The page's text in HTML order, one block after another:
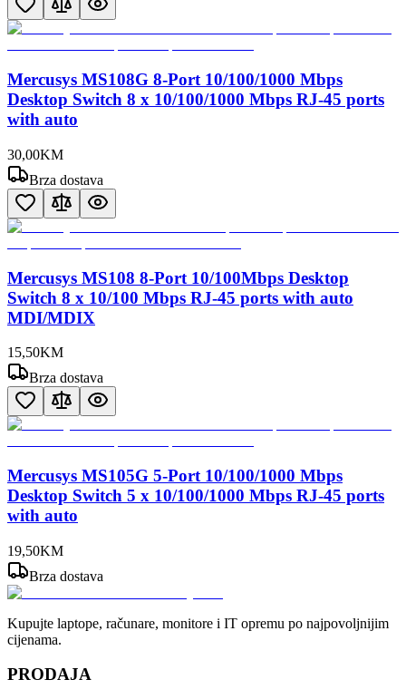
Mercusys MS108G 8-Port 10/100/1000 Mbps
Desktop Switch 8 x 10/100/1000 Mbps RJ-45 ports
with auto
30,00KM
Brza dostava
Mercusys MS108 8-Port 10/100Mbps Desktop
Switch 8 x 10/100 Mbps RJ-45 ports with auto
MDI/MDIX
15,50KM
Brza dostava
Mercusys MS105G 5-Port 10/100/1000 Mbps
Desktop Switch 5 x 10/100/1000 Mbps RJ-45 ports
with auto
19,50KM
Brza dostava
Kupujte laptope, računare, monitore i IT opremu po najpovoljnijim
cijenama.
PRODAJA